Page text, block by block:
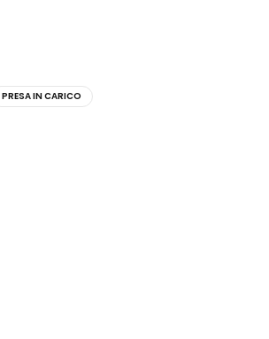
PRESA IN CARICO